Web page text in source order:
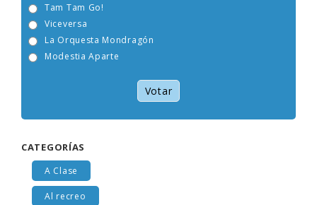
La Orquesta Mondragón
Modestia Aparte
Votar
A Clase